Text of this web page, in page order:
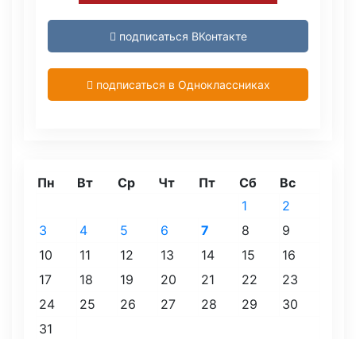
подписаться ВКонтакте
подписаться в Одноклассниках
Пн Вт Ср Чт Пт Сб
Вс
1
2
3
4 5 6 7 8
9
10
11 12 13 14 15
16
17
18 19 20 21 22
23
24
25 26 27 28 29
30
31